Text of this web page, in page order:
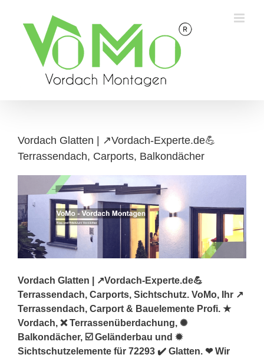
content
Vordach Glatten | ↗️Vordach-Experte.de💪
Terrassendach, Carports, Balkondächer
Vordach Glatten | ↗️Vordach-Experte.de💪
Terrassendach, Carports, Sichtschutz. VoMo, Ihr ↗️
Terrassendach, Carport & Bauelemente Profi. ★
Vordach, ❌ Terrassenüberdachung, ✺
Balkondächer, ☑️ Geländerbau und ✹
Sichtschutzelemente für 72293 ✔️ Glatten. ❤ Wir